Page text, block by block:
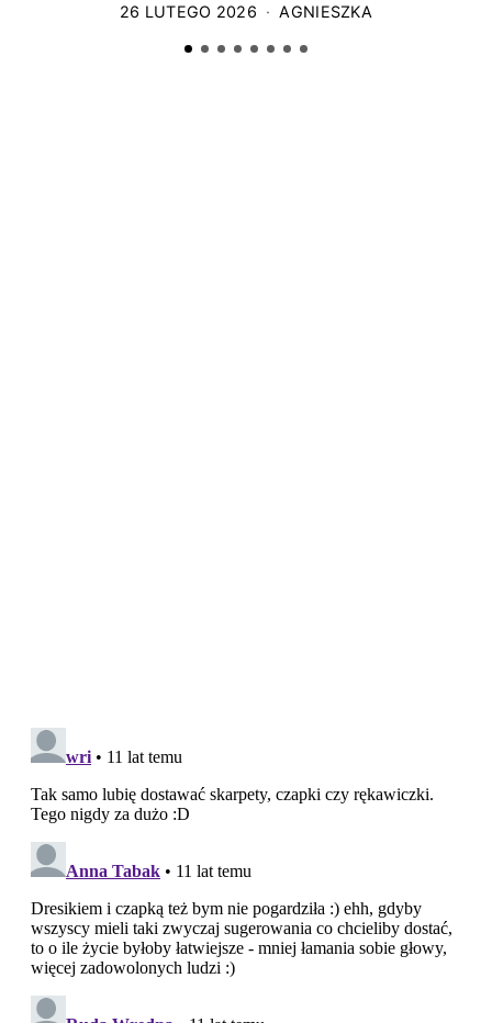
26 LUTEGO 2026 AGNIESZKA